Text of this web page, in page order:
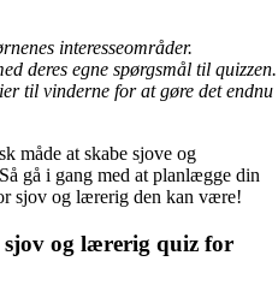
interesseområder.
deres egne spørgsmål til quizzen.
til vinderne for at gøre det endnu
måde at skabe sjove og
gå i gang med at planlægge din
sjov og lærerig den kan være!
og lærerig quiz for